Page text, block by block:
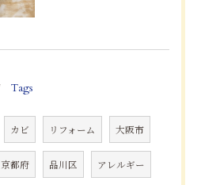
Tags
カビ リフォーム 大阪市
京都府 品川区 アレルギー